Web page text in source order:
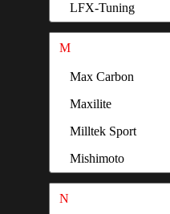
LFX-Tuning
M
Max Carbon
Maxilite
Milltek Sport
Mishimoto
N